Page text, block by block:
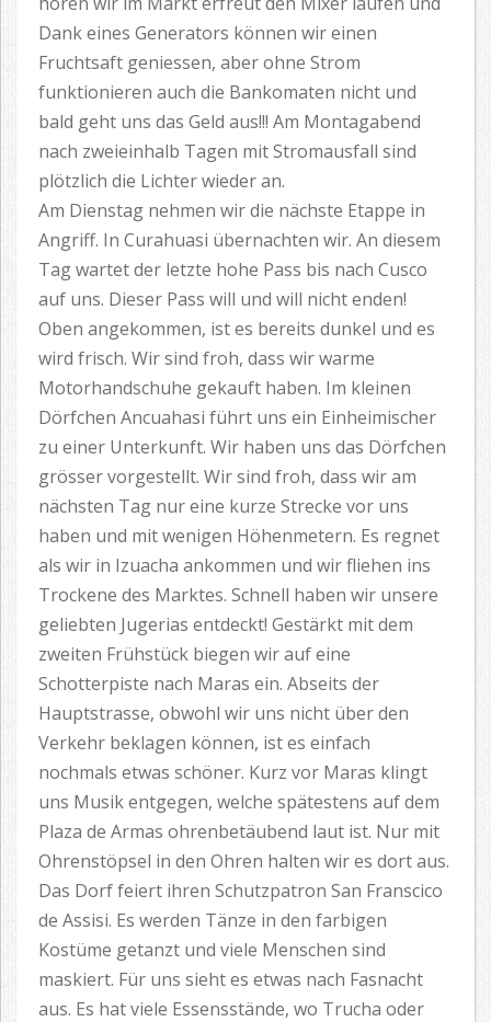
Dank eines Generators können wir einen
Fruchtsaft geniessen, aber ohne Strom
funktionieren auch die Bankomaten nicht und
bald geht uns das Geld aus!!! Am Montagabend
nach zweieinhalb Tagen mit Stromausfall sind
plötzlich die Lichter wieder an.
Am Dienstag nehmen wir die nächste Etappe in
Angriff. In Curahuasi übernachten wir. An diesem
Tag wartet der letzte hohe Pass bis nach Cusco
auf uns. Dieser Pass will und will nicht enden!
Oben angekommen, ist es bereits dunkel und es
wird frisch. Wir sind froh, dass wir warme
Motorhandschuhe gekauft haben. Im kleinen
Dörfchen Ancuahasi führt uns ein Einheimischer
zu einer Unterkunft. Wir haben uns das Dörfchen
grösser vorgestellt. Wir sind froh, dass wir am
nächsten Tag nur eine kurze Strecke vor uns
haben und mit wenigen Höhenmetern. Es regnet
als wir in Izuacha ankommen und wir fliehen ins
Trockene des Marktes. Schnell haben wir unsere
geliebten Jugerias entdeckt! Gestärkt mit dem
zweiten Frühstück biegen wir auf eine
Schotterpiste nach Maras ein. Abseits der
Hauptstrasse, obwohl wir uns nicht über den
Verkehr beklagen können, ist es einfach
nochmals etwas schöner. Kurz vor Maras klingt
uns Musik entgegen, welche spätestens auf dem
Plaza de Armas ohrenbetäubend laut ist. Nur mit
Ohrenstöpsel in den Ohren halten wir es dort aus.
Das Dorf feiert ihren Schutzpatron San Franscico
de Assisi. Es werden Tänze in den farbigen
Kostüme getanzt und viele Menschen sind
maskiert. Für uns sieht es etwas nach Fasnacht
aus. Es hat viele Essensstände, wo Trucha oder